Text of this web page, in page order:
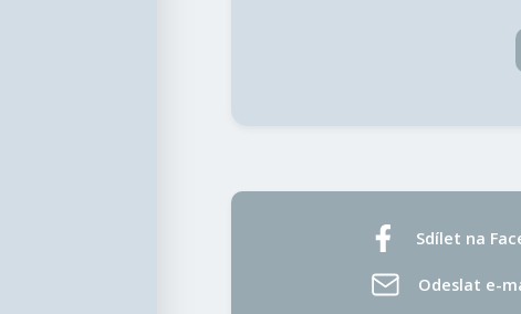
Sdílet na
Odeslat e-